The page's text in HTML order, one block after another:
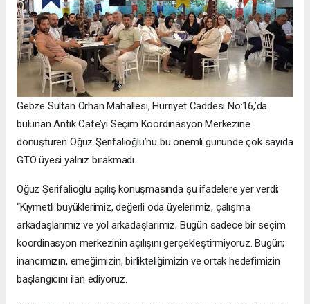
Gebze Sultan Orhan Mahallesi, Hürriyet Caddesi No:16,’da
bulunan Antik Cafe’yi Seçim Koordinasyon Merkezine
dönüştüren Oğuz Şerifalioğlu’nu bu önemli gününde çok sayıda
GTO üyesi yalnız bırakmadı..
Oğuz Şerifalioğlu açılış konuşmasında şu ifadelere yer verdi;
“Kıymetli büyüklerimiz, değerli oda üyelerimiz, çalışma
arkadaşlarımız ve yol arkadaşlarımız; Bugün sadece bir seçim
koordinasyon merkezinin açılışını gerçekleştirmiyoruz. Bugün;
inancımızın, emeğimizin, birlikteliğimizin ve ortak hedefimizin
başlangıcını ilan ediyoruz.